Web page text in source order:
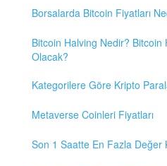
Borsalarda Bitcoin Fiyatları
Bitcoin Halving Nedir? Bitcoin
Olacak?
Kategorilere Göre Kripto
Metaverse Coinleri Fiyatları
Son 1 Saatte En Fazla Değer